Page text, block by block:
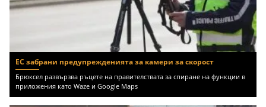
ЕС забрани предупрежденията за камери за скорост
Брюксел развързва ръцете на правителствата за спиране на функции в
приложения като Waze и Google Maps